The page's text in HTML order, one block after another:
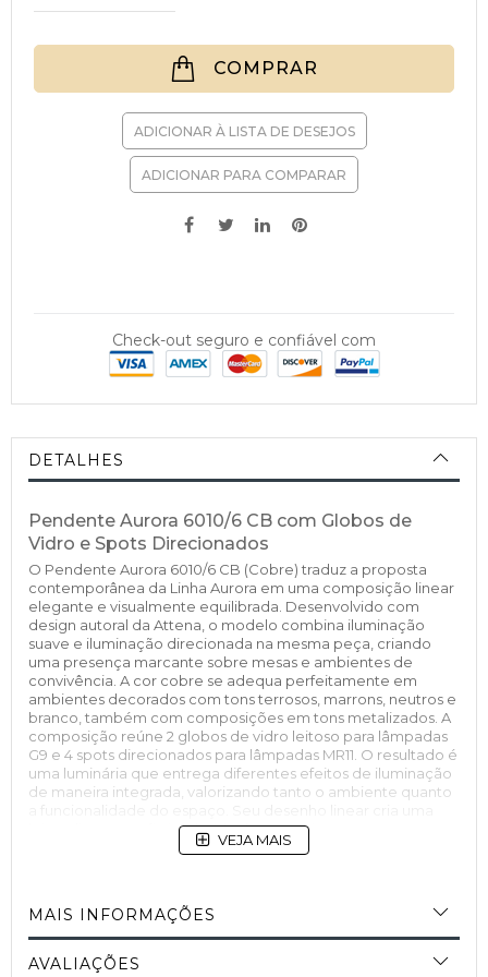
COMPRAR
ADICIONAR À LISTA DE DESEJOS
ADICIONAR PARA COMPARAR
Check-out seguro e confiável com
DETALHES
Pendente Aurora 6010/6 CB com Globos de
Vidro e Spots Direcionados
O Pendente Aurora 6010/6 CB (Cobre) traduz a proposta
contemporânea da Linha Aurora em uma composição linear
elegante e visualmente equilibrada. Desenvolvido com
design autoral da Attena, o modelo combina iluminação
suave e iluminação direcionada na mesma peça, criando
uma presença marcante sobre mesas e ambientes de
convivência. A cor cobre se adequa perfeitamente em
ambientes decorados com tons terrosos, marrons, neutros e
branco, também com composições em tons metalizados. A
composição reúne 2 globos de vidro leitoso para lâmpadas
G9 e 4 spots direcionados para lâmpadas MR11. O resultado é
uma luminária que entrega diferentes efeitos de iluminação
de maneira integrada, valorizando tanto o ambiente quanto
leitura limpa e sofisticada, ideal para projetos
contemporâneos, minimalistas e ambientes comerciais que
necessidades do ambiente
O grande diferencial do Aurora 6010/6 CB está na união
entre iluminação confortável e iluminação focal em uma
única peça. Os globos de vidro leitoso proporcionam uma
VEJA MAIS
MAIS INFORMAÇÕES
AVALIAÇÕES